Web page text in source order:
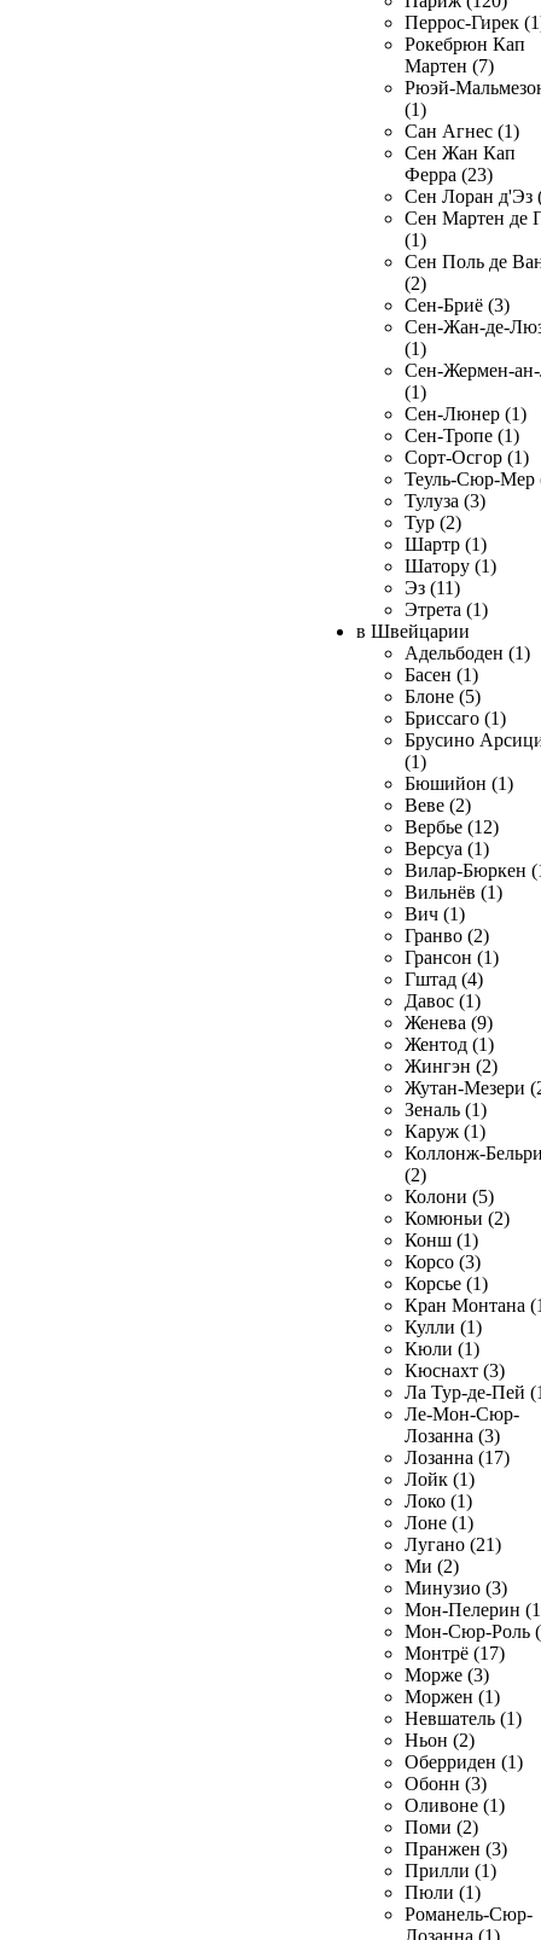
Перрос-Гирек
Рокебрюн Кап
Мартен (7)
Рюэй-
(1)
Сан Агнес (1)
Сен Жан Кап
Ферра (23)
Сен Лоран д'Эз
Сен Мартен де
(1)
Сен Поль де
(2)
Сен-Бриё (3)
Сен-Жан-де-
(1)
Сен-Жермен-
(1)
Сен-Люнер (1)
Сен-Тропе (1)
Сорт-Осгор (1)
Теуль-Сюр-Мер
Тулуза (3)
Тур (2)
Шартр (1)
Шатору (1)
Эз (11)
Этрета (1)
в Швейцарии
Адельбоден (1)
Басен (1)
Блоне (5)
Бриссаго (1)
Брусино
(1)
Бюшийон (1)
Веве (2)
Вербье (12)
Версуа (1)
Вилар-Бюркен
Вильнёв (1)
Вич (1)
Гранво (2)
Грансон (1)
Гштад (4)
Давос (1)
Женева (9)
Жентод (1)
Жингэн (2)
Жутан-Мезери
Зеналь (1)
Каруж (1)
Коллонж-
(2)
Колони (5)
Комюньи (2)
Конш (1)
Корсо (3)
Корсье (1)
Кран Монтана
Кулли (1)
Кюли (1)
Кюснахт (3)
Ла Тур-де-Пей
Ле-Мон-Сюр-
Лозанна (3)
Лозанна (17)
Лойк (1)
Локо (1)
Лоне (1)
Лугано (21)
Ми (2)
Минузио (3)
Мон-Пелерин
Мон-Сюр-Роль
Монтрё (17)
Морже (3)
Моржен (1)
Невшатель (1)
Ньон (2)
Оберриден (1)
Обонн (3)
Оливоне (1)
Поми (2)
Пранжен (3)
Прилли (1)
Пюли (1)
Романель-Сюр-
Лозанна (1)